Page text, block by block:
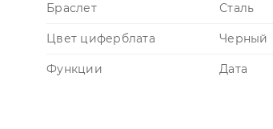
Браслет Сталь
Цвет циферблата Черный
Функции Дата